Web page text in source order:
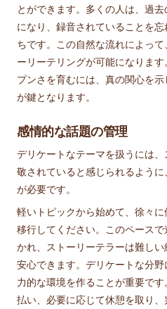
とができます。多くの人は、過
になり、録音されていることを
ちです。この自然な流れによっ
ーリーテリングが可能になりま
プンさを育むには、真の関心を
が鍵となります。
感情的な話題の管理
デリケートなテーマを扱うには
敬されていると感じられるよう
が必要です。
軽いトピックから始めて、徐々
移行してください。このペース
かれ、ストーリーテラーは難し
安心できます。デリケートな分
力的な環境を作ることが重要で
払い、必要に応じて休憩を取り